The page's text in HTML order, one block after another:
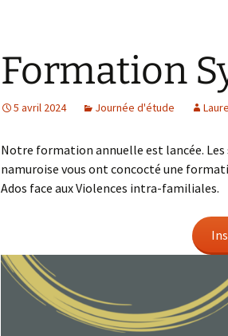
Formation
5 avril 2024 Journée d'étude
Notre formation annuelle est lancée. Les
namuroise vous ont concocté une
Ados face aux Violences intra-familiales.